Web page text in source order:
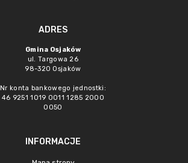
ADRES
Gmina Osjaków
ul. Targowa 26
98-320 Osjaków
Nr konta bankowego jednostki:
46 9251 1019 0011 1285 2000
0050
INFORMACJE